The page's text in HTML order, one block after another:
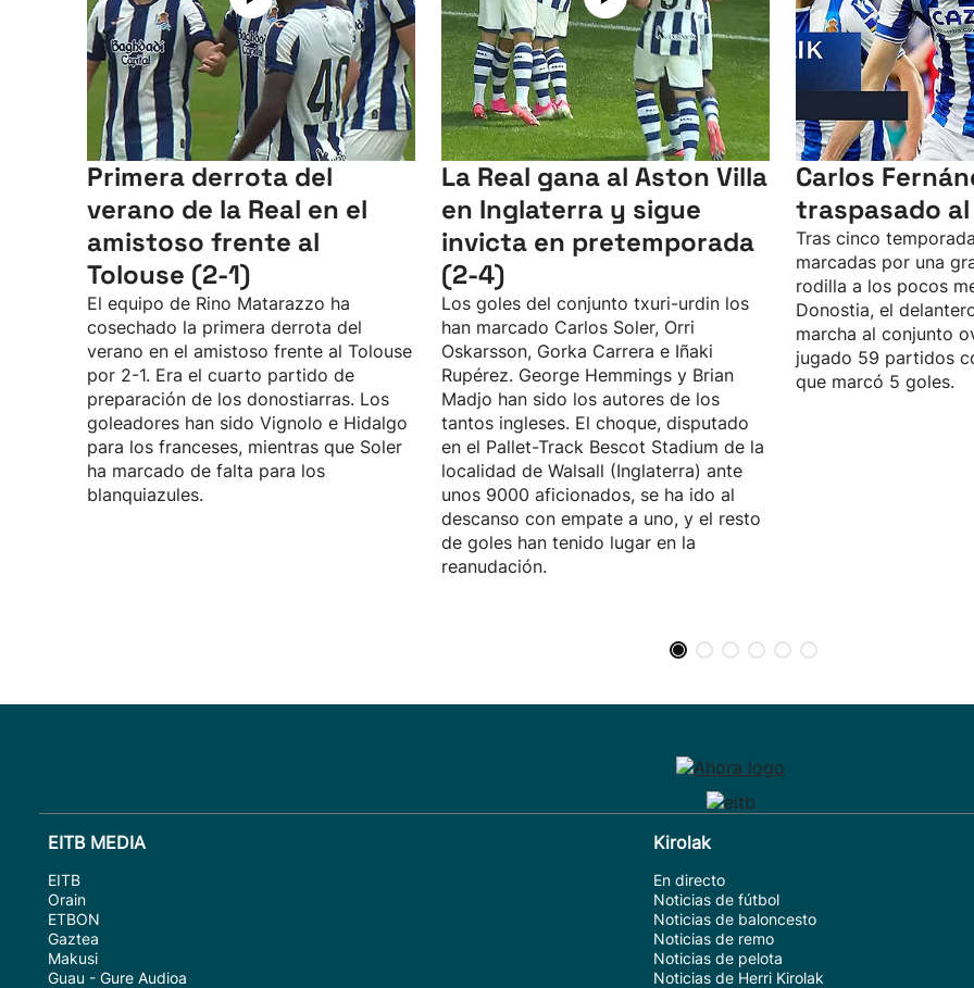
Primera derrota del
verano de la Real en el
amistoso frente al
Tolouse (2-1)
El equipo de Rino Matarazzo ha
cosechado la primera derrota del
verano en el amistoso frente al Tolouse
por 2-1. Era el cuarto partido de
preparación de los donostiarras. Los
goleadores han sido Vignolo e Hidalgo
para los franceses, mientras que Soler
ha marcado de falta para los
blanquiazules.
La Real gana al Aston Villa
en Inglaterra y sigue
invicta en pretemporada
(2-4)
Los goles del conjunto txuri-urdin los
han marcado Carlos Soler, Orri
Oskarsson, Gorka Carrera e Iñaki
Rupérez. George Hemmings y Brian
Madjo han sido los autores de los
tantos ingleses. El choque, disputado
en el Pallet-Track Bescot Stadium de la
localidad de Walsall (Inglaterra) ante
unos 9000 aficionados, se ha ido al
descanso con empate a uno, y el resto
de goles han tenido lugar en la
reanudación.
Carlos
traspasado al
Tras cinco
marcadas por una
rodilla a los pocos
Donostia, el
marcha al conjunto
jugado 59 partidos
que marcó 5 goles.
EITB MEDIA
EITB
Orain
ETBON
Gaztea
Makusi
Guau - Gure Audioa
Kirolak
En directo
Noticias de fútbol
Noticias de baloncesto
Noticias de remo
Noticias de pelota
Noticias de Herri Kirolak